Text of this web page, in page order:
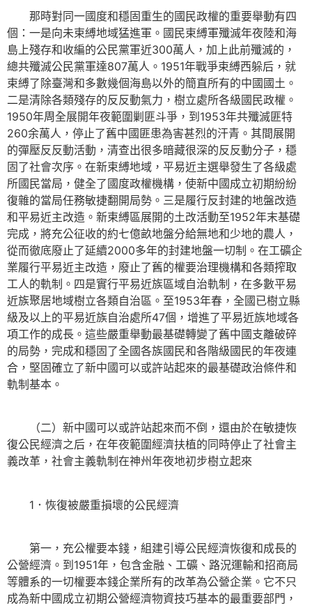
那時對同一國度和穩固重生的國民政權的重要舉動有四
個：一是向未束縛地域猛進軍。國民束縛軍殲滅年夜陸和海
島上殘存和收編的公民黨軍近300萬人，加上此前殲滅的，
總共殲滅公民黨軍達807萬人。1951年戰爭束縛西躲后，就
束縛了除臺灣和多數幾個海島以外的簡直所有的中國國土。
二是清除各類殘存的反反動氣力，樹立處所各級國民政權。
1950年周全展開年夜範圍剿匪斗爭，到1953年共殲滅匪特
260余萬人，停止了舊中國匪患為害甚烈的汗青。其間展開
的彈壓反反動活動，清查出很多暗藏很深的反反動分子，穩
固了社會次序。在新束縛地域，平易近主選舉發生了各級處
所國民當局，健全了國度政權機構，使新中國成立初期紛紛
復雜的當局任務敏捷翻開局勢。三是履行反封建的地盤改造
和平易近主改造。新束縛區展開的土改活動至1952年末基礎
完成，將充公征收的約七億畝地盤分給無地和少地的農人，
從而徹底廢止了延續2000多年的封建地盤一切制。在工礦企
業履行平易近主改造，廢止了舊的權要治理機構和各類搾取
工人的軌制。四是實行平易近族區域自治軌制，在多數平易
近族聚居地域樹立各類自治區。至1953年春，全國已樹立縣
級及以上的平易近族自治處所47個，增進了平易近族地域各
項工作的成長。這些嚴重舉動最基礎轉變了舊中國支離破碎
的局勢，完成和穩固了全國各族國民和各階級國民的年夜連
合，堅固確立了新中國可以或許站起來的最基礎政治條件和
軌制基本。
（二）新中國可以或許站起來而不倒，還由於在敏捷恢
復公民經濟之后，在年夜範圍經濟扶植的同時停止了社會主
義改革，社會主義軌制在神州年夜地初步樹立起來
1．恢復被嚴重損壞的公民經濟
第一，充公權要本錢，組建引導公民經濟恢復和成長的
公營經濟。到1951年，包含金融、工礦、路況運輸和招商局
等體系的一切權要本錢企業所有的改革為公營企業。它不只
成為新中國成立初期公營經濟物資技巧基本的最重要部門，